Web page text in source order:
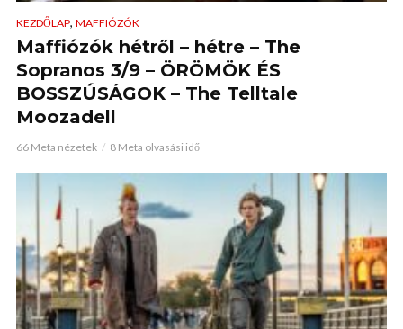
KEZDŐLAP, MAFFIÓZÓK
Maffiózók hétről – hétre – The
Sopranos 3/9 – ÖRÖMÖK ÉS
BOSSZÚSÁGOK – The Telltale
Moozadell
66 Meta nézetek 8 Meta olvasási idő